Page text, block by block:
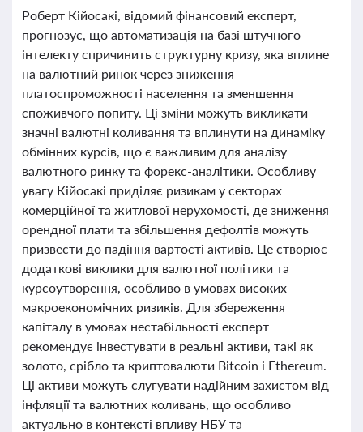
Роберт Кійосакі, відомий фінансовий експерт,
прогнозує, що автоматизація на базі штучного
інтелекту спричинить структурну кризу, яка вплине
на валютний ринок через зниження
платоспроможності населення та зменшення
споживчого попиту. Ці зміни можуть викликати
значні валютні коливання та вплинути на динаміку
обмінних курсів, що є важливим для аналізу
валютного ринку та форекс-аналітики. Особливу
увагу Кійосакі приділяє ризикам у секторах
комерційної та житлової нерухомості, де зниження
орендної плати та збільшення дефолтів можуть
призвести до падіння вартості активів. Це створює
додаткові виклики для валютної політики та
курсоутворення, особливо в умовах високих
макроекономічних ризиків. Для збереження
капіталу в умовах нестабільності експерт
рекомендує інвестувати в реальні активи, такі як
золото, срібло та криптовалюти Bitcoin і Ethereum.
Ці активи можуть слугувати надійним захистом від
інфляції та валютних коливань, що особливо
актуально в контексті впливу НБУ та